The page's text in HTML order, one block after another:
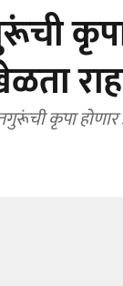
कृपा होणार